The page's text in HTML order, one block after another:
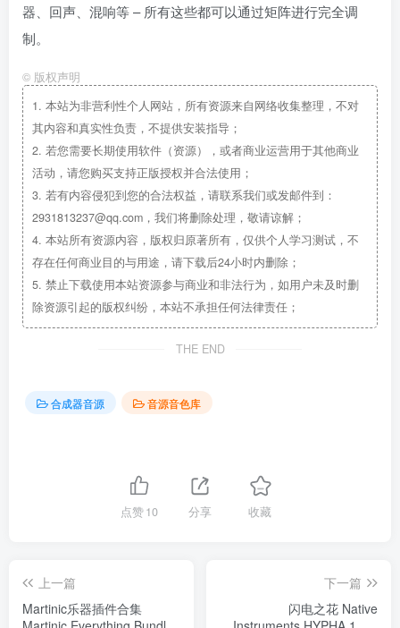
器、回声、混响等 – 所有这些都可以通过矩阵进行完全调
制。
© 版权声明
1. 本站为非营利性个人网站，所有资源来自网络收集整理，不对
其内容和真实性负责，不提供安装指导；
2. 若您需要长期使用软件（资源），或者商业运营用于其他商业
活动，请您购买支持正版授权并合法使用；
3. 若有内容侵犯到您的合法权益，请联系我们或发邮件到：
2931813237@qq.com，我们将删除处理，敬请谅解；
4. 本站所有资源内容，版权归原著所有，仅供个人学习测试，不
存在任何商业目的与用途，请下载后24小时内删除；
5. 禁止下载使用本站资源参与商业和非法行为，如用户未及时删
除资源引起的版权纠纷，本站不承担任何法律责任；
THE END
合成器音源 音源音色库
点赞10 分享 收藏
上一篇
Martinic乐器插件合集
下一篇
闪电之花 Native